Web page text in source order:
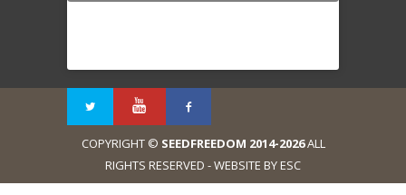
COPYRIGHT © SEEDFREEDOM 2014-2026ALL
RIGHTS RESERVED - WEBSITE BY ESC